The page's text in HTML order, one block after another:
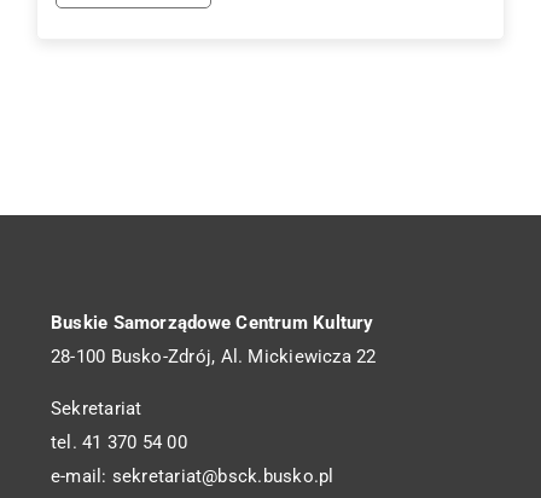
Buskie Samorządowe Centrum Kultury
28-100 Busko-Zdrój, Al. Mickiewicza 22
Sekretariat
tel. 41 370 54 00
e-mail: sekretariat@bsck.busko.pl